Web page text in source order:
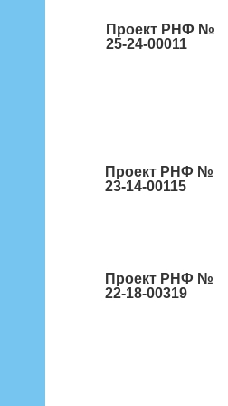
Проект РНФ №
25-24-00011
Проект РНФ №
23-14-00115
Проект РНФ №
22-18-00319